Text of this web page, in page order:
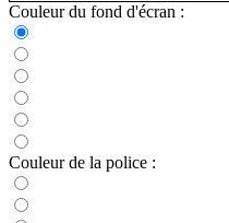
Couleur du fond d'écran :
Couleur de la police :